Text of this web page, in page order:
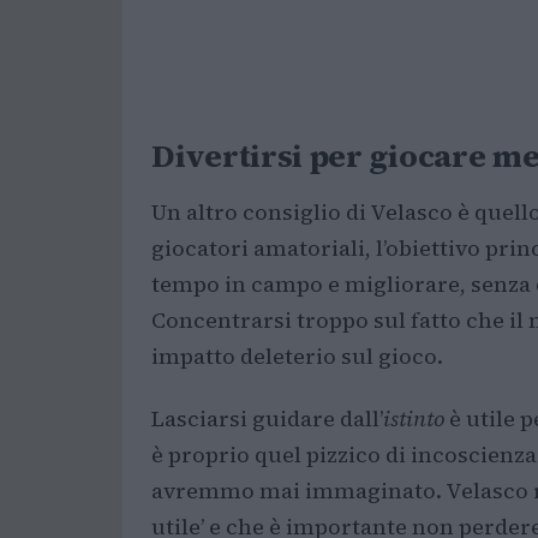
Divertirsi per giocare
Un altro consiglio di Velasco è
giocatori amatoriali, l’obiettivo
tempo in campo e migliorare,
Concentrarsi troppo sul fatto che il
impatto deleterio sul gioco.
Lasciarsi guidare dall’istinto è utile
è proprio quel pizzico di
avremmo mai immaginato. Velasco
utile’ e che è importante non